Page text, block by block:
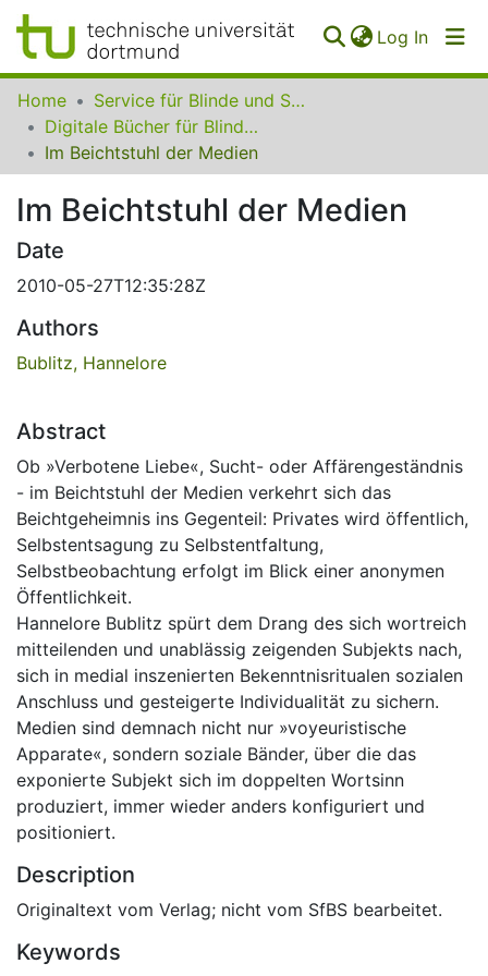
Log In
Communities
Collections
FAQ
Home
Service für Blinde und Sehbehinderte der UB Dortmund
Digitale Bücher für Blinde und Sehbehinderte
Im Beichtstuhl der Medien
Im Beichtstuhl der Medien
Date
2010-05-27T12:35:28Z
Authors
Bublitz, Hannelore
Abstract
Ob »Verbotene Liebe«, Sucht- oder Affärengeständnis
- im Beichtstuhl der Medien verkehrt sich das
Beichtgeheimnis ins Gegenteil: Privates wird öffentlich,
Selbstentsagung zu Selbstentfaltung,
Selbstbeobachtung erfolgt im Blick einer anonymen
Öffentlichkeit.
Hannelore Bublitz spürt dem Drang des sich wortreich
mitteilenden und unablässig zeigenden Subjekts nach,
sich in medial inszenierten Bekenntnisritualen sozialen
Anschluss und gesteigerte Individualität zu sichern.
Medien sind demnach nicht nur »voyeuristische
Apparate«, sondern soziale Bänder, über die das
exponierte Subjekt sich im doppelten Wortsinn
produziert, immer wieder anders konfiguriert und
positioniert.
Description
Originaltext vom Verlag; nicht vom SfBS bearbeitet.
Keywords